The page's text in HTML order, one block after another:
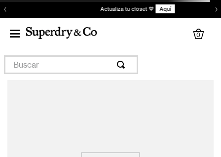
‹ Actualiza tu clóset 💙 Aquí ›
0
Buscar